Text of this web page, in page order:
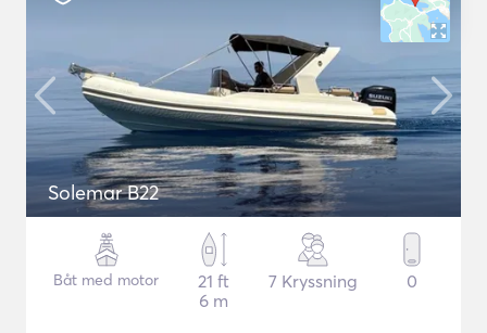
Solemar B22
Båt med motor
21 ft
6 m
7 Kryssning 0